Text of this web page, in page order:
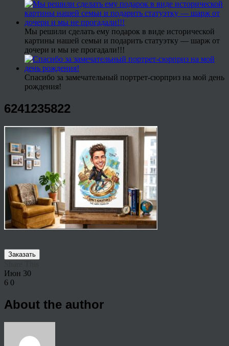
Мы решили сделать ему подарок в виде исторической
картины нашей семьи и подарить статуэтку — шарж от
дочери и мы не прогадали!!!
Спасибо за замечательный портрет-сюрприз на мой день
рождения!
6241235822
Заказать
Июн 30
6 0
About the author